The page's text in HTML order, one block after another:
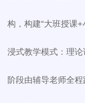
构，构建“大班授课
浸式教学模式：理
阶段由辅导老师全